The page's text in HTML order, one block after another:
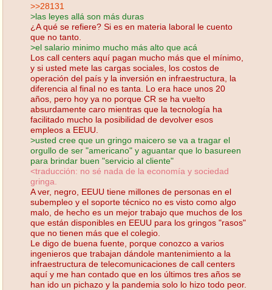
>>28131
>las leyes allá son más duras
¿A qué se refiere? Si es en materia laboral le cuento
que no tanto.
>el salario minimo mucho más alto que acá
Los call centers aquí pagan mucho más que el mínimo,
y si usted mete las cargas sociales, los costos de
operación del país y la inversión en infraestructura, la
diferencia al final no es tanta. Lo era hace unos 20
años, pero hoy ya no porque CR se ha vuelto
absurdamente caro mientras que la tecnología ha
facilitado mucho la posibilidad de devolver esos
empleos a EEUU.
>usted cree que un gringo maicero se va a tragar el
orgullo de ser "americano" y aguantar que lo basureen
para brindar buen "servicio al cliente"
<traducción: no sé nada de la economía y sociedad
gringa.
A ver, negro, EEUU tiene millones de personas en el
subempleo y el soporte técnico no es visto como algo
malo, de hecho es un mejor trabajo que muchos de los
que están disponibles en EEUU para los gringos "rasos"
que no tienen más que el colegio.
Le digo de buena fuente, porque conozco a varios
ingenieros que trabajan dándole mantenimiento a la
infraestructura de telecomunicaciones de call centers
aquí y me han contado que en los últimos tres años se
han ido un pichazo y la pandemia solo lo hizo todo peor.